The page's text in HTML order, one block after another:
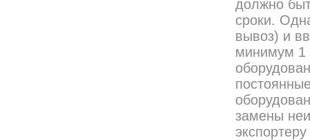
должно
сроки.
вывоз) и
минимум 1
замены